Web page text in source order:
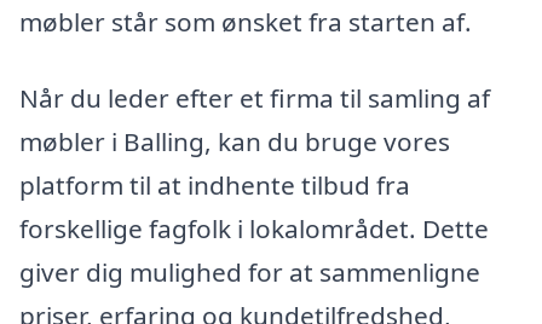
møbler står som ønsket fra starten af.
Når du leder efter et firma til samling af
møbler i Balling, kan du bruge vores
platform til at indhente tilbud fra
forskellige fagfolk i lokalområdet. Dette
giver dig mulighed for at sammenligne
priser, erfaring og kundetilfredshed,